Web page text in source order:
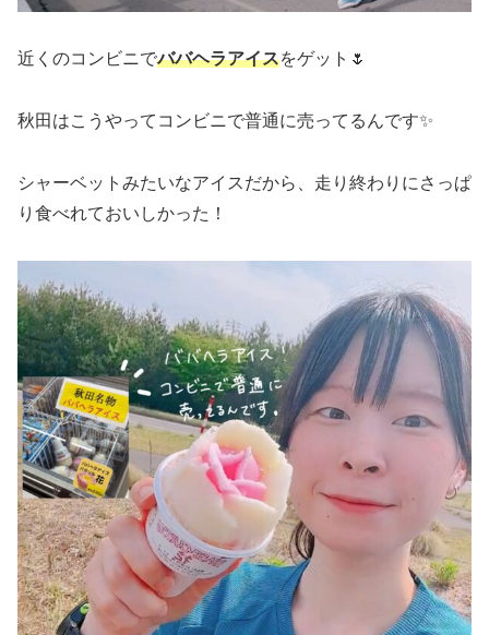
近くのコンビニでババヘラアイスをゲット🌷
秋田はこうやってコンビニで普通に売ってるんです✨
シャーベットみたいなアイスだから、走り終わりにさっぱ
り食べれておいしかった！